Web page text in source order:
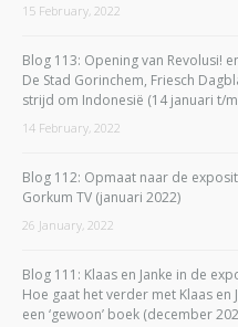
15 February, 2022
Blog 113: Opening van Revolusi!
De Stad Gorinchem, Friesch
strijd om Indonesië (14 januari t/
14 February, 2022
Blog 112: Opmaat naar de
Gorkum TV (januari 2022)
26 January, 2022
Blog 111: Klaas en Janke in de
Hoe gaat het verder met Klaas en
een ‘gewoon’ boek (december